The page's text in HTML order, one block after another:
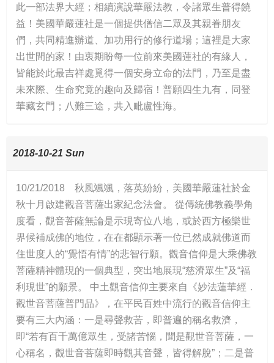
此一部法界大經；相續演說華嚴法教，令諸眾生普得饒
益！美國華嚴蓮社是一個提供僧信二眾及其親眷朋友
們，共同精進辦道、加功用行的修行道場；這裡是大家
出世間的家！由衷期盼每一位前來美國蓮社的有緣人，
皆能於此最吉祥處覓得一個安身立命的法門，乃至是盡
未來際、生命究竟的趣向及歸宿！普願四生九有，同登
華藏玄門；八難三途，共入毗盧性海。
2018-10-21 Sun
10/21/2018 秋風颯颯，落英紛紛，美國華嚴蓮社於金
秋十月啟建觀音菩薩出家紀念法會。 從傳統佛教義學角
度看，觀音菩薩無論是示現寄位八地，或於西方極樂世
界候補成佛的地位，在在都顯示著一位已然成就佛道而
住世度人的“覺悟有情”的悲智行願。觀音信仰是大乘佛教
菩薩精神體現的一個典型，突出地展現“慈濟眾生”及“福
利現世”的願景。 中土觀音信仰主要來自《妙法蓮華經．
觀世音菩薩普門品》，在平民百姓中流行的觀音信仰主
要有三大內涵：一是尋聲救苦，即普遍的稱名救濟，
即“若有百千萬億眾生，受諸苦惱，聞是觀世音菩薩，一
心稱名，觀世音菩薩即時觀其音聲，皆得解脫”；二是普